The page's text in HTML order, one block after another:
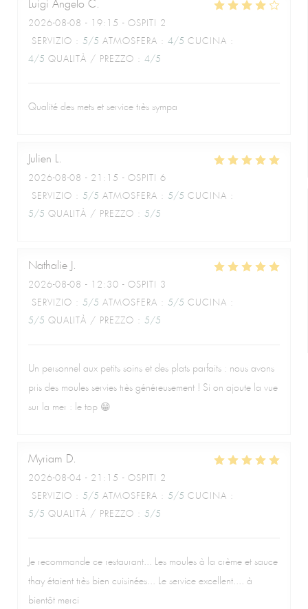
Luigi Angelo C
2026-08-08 - 19:15 - OSPITI 2
SERVIZIO : 5/5 ATMOSFERA : 4/5 CUCINA :
4/5 QUALITÀ / PREZZO : 4/5
Qualité des mets et service très sympa
Julien L
2026-08-08 - 21:15 - OSPITI 6
SERVIZIO : 5/5 ATMOSFERA : 5/5 CUCINA :
5/5 QUALITÀ / PREZZO : 5/5
Nathalie
2026-08-08 - 12:30 - OSPITI 3
SERVIZIO : 5/5 ATMOSFERA : 5/5 CUCINA :
5/5 QUALITÀ / PREZZO : 5/5
Un personnel aux petits soins et des plats parfaits : nous avons
pris des moules servies très généreusement ! Si on ajoute la vue
sur la mer : le top 😁
Myriam D
2026-08-04 - 21:15 - OSPITI 2
SERVIZIO : 5/5 ATMOSFERA : 5/5 CUCINA :
5/5 QUALITÀ / PREZZO : 5/5
Je recommande ce restaurant... Les moules à la crème et sauce
thay étaient très bien cuisinées... Le service excellent.... à
bientôt merci